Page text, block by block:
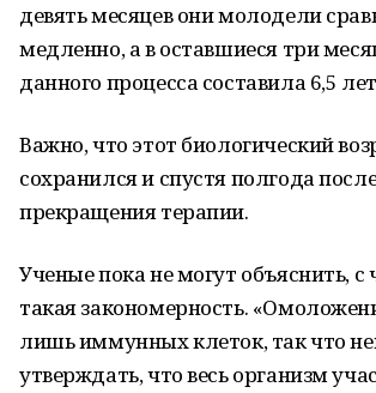
девять месяцев они молодели
медленно, а в оставшиеся три
данного процесса составила 6,5
Важно, что этот биологический
сохранился и спустя полгода
прекращения терапии.
Ученые пока не могут объяснить, с
такая закономерность.
лишь иммунных клеток, так что
утверждать, что весь организм